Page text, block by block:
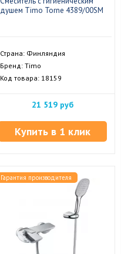
душем Timo Torne 4389/00SM
Страна: Финляндия
Бренд: Timo
Код товара: 18159
21 519 руб
Купить в 1 клик
Гарантия производителя